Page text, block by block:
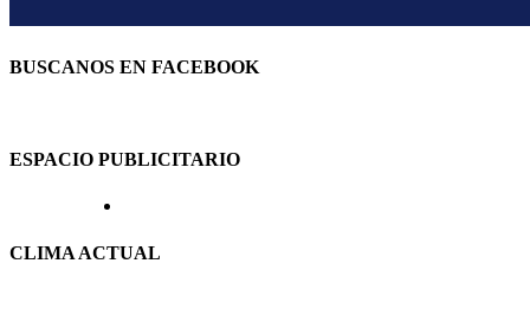
BUSCANOS EN FACEBOOK
ESPACIO PUBLICITARIO
CLIMA ACTUAL